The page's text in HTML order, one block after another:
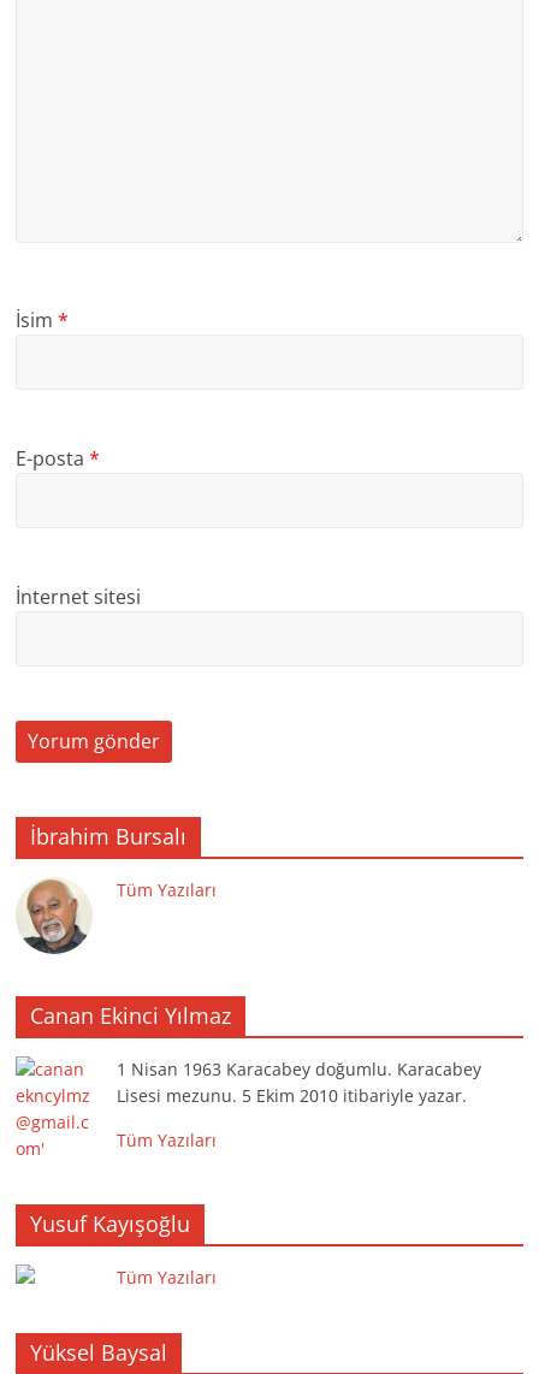
İsim*
E-posta*
İnternet sitesi
İbrahim Bursalı
Tüm Yazıları
Canan Ekinci Yılmaz
1 Nisan 1963 Karacabey doğumlu. Karacabey
Lisesi mezunu. 5 Ekim 2010 itibariyle yazar.
Tüm Yazıları
Yusuf Kayışoğlu
Tüm Yazıları
Yüksel Baysal